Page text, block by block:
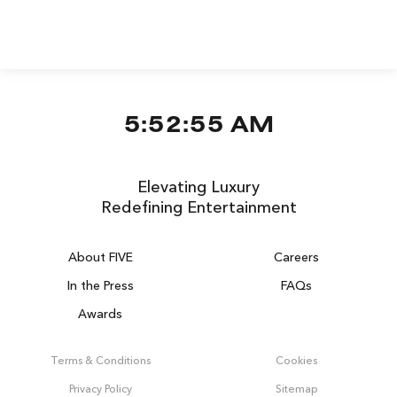
About FIVE
Careers
In the Press
FAQs
Awards
Terms & Conditions Cookies
Privacy Policy Sitemap
Elevating Luxury
Redefining Entertainment
5:52:55 AM